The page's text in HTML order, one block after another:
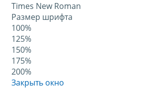
Times New Roman
Размер шрифта
100%
125%
150%
175%
200%
Закрыть окно